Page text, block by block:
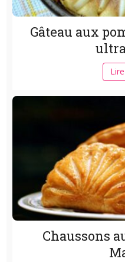
Gâteau aux
Chaussons